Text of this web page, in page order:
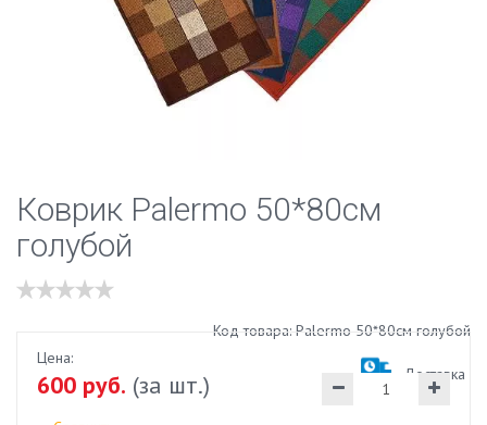
Коврик Palermo 50*80см
голубой
Код товара: Palermo 50*80см голубой
Доставка
Цена:
600 руб. (за шт.)